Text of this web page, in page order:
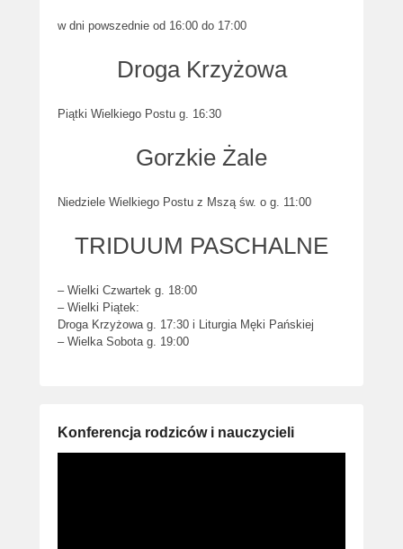
w dni powszednie od 16:00 do 17:00
Droga Krzyżowa
Piątki Wielkiego Postu g. 16:30
Gorzkie Żale
Niedziele Wielkiego Postu z Mszą św. o g. 11:00
TRIDUUM PASCHALNE
– Wielki Czwartek g. 18:00
– Wielki Piątek:
Droga Krzyżowa g. 17:30 i Liturgia Męki Pańskiej
– Wielka Sobota g. 19:00
Konferencja rodziców i nauczycieli